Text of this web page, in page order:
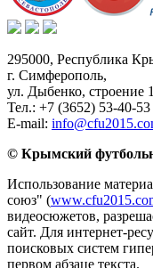
295000, Республика
г. Симферополь,
ул. Дыбенко, строение 1
Тел.: +7 (3652) 53-40-53
E-mail:
© Крымский
Использование
союз" (
видеосюжетов,
сайт. Для интернет-
поисковых систем
первом абзаце текста.